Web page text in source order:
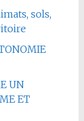
sols,
UN
ET